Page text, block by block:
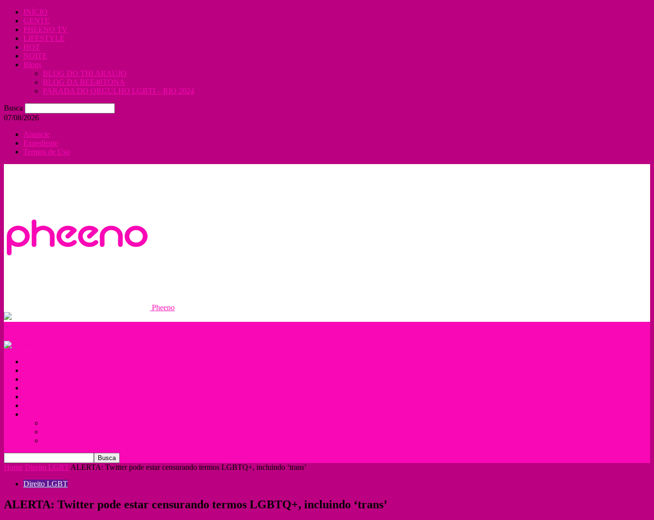
INÍCIO
GENTE
PHEENO TV
LIFESTYLE
HOT
NOITE
Blogs
BLOG DO THI ARAUJO
BLOG DA BEE40TONA
PARADA DO ORGULHO LGBTI – RIO 2024
Busca
07/08/2026
Anuncie
Expediente
Termos de Uso
Pheeno
Home Direito LGBT ALERTA: Twitter pode estar censurando termos LGBTQ+, incluindo ‘trans’
Direito LGBT
ALERTA: Twitter pode estar censurando termos LGBTQ+, incluindo ‘trans’